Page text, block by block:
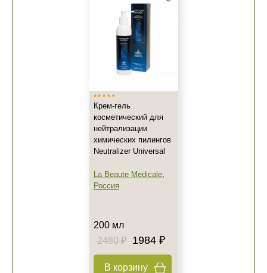
Крем-гель
косметический для
нейтрализации
химических пилингов
Neutralizer Universal
La Beaute Medicale,
Россия
200 мл
2480 ₽
1984 ₽
В корзину
+7 (495) 640-58-89
+7 (929) 933-09-89